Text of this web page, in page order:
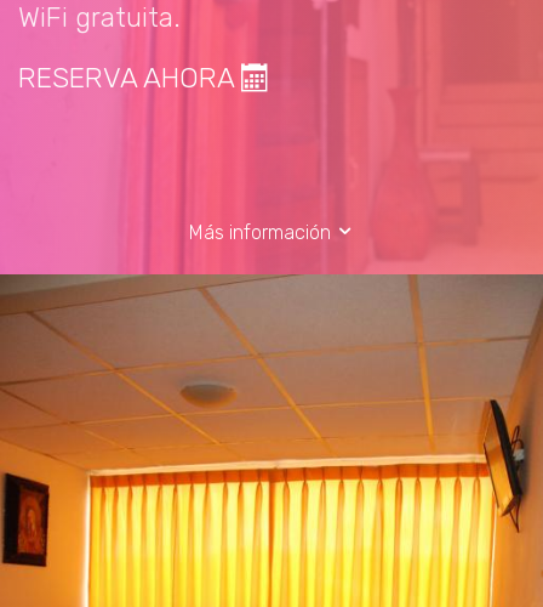
WiFi gratuita.
RESERVA AHORA
Más información